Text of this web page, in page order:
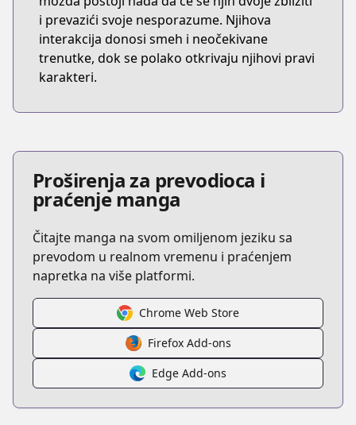
i prevazići svoje nesporazume. Njihova
interakcija donosi smeh i neočekivane
trenutke, dok se polako otkrivaju njihovi pravi
karakteri.
Proširenja za prevodioca i
praćenje manga
Čitajte manga na svom omiljenom jeziku sa
prevodom u realnom vremenu i praćenjem
napretka na više platformi.
Chrome Web Store
Firefox Add-ons
Edge Add-ons